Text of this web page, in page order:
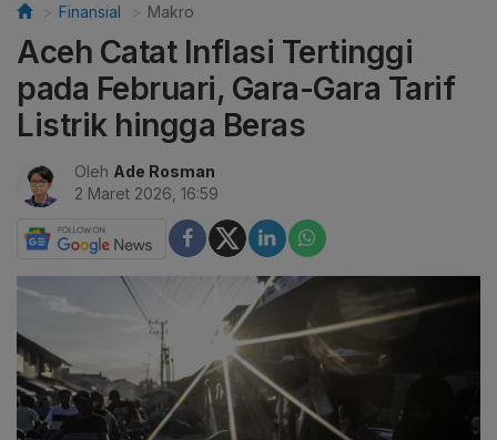
Finansial Makro
Aceh Catat Inflasi Tertinggi
pada Februari, Gara-Gara Tarif
Listrik hingga Beras
Oleh Ade Rosman
2 Maret 2026, 16:59